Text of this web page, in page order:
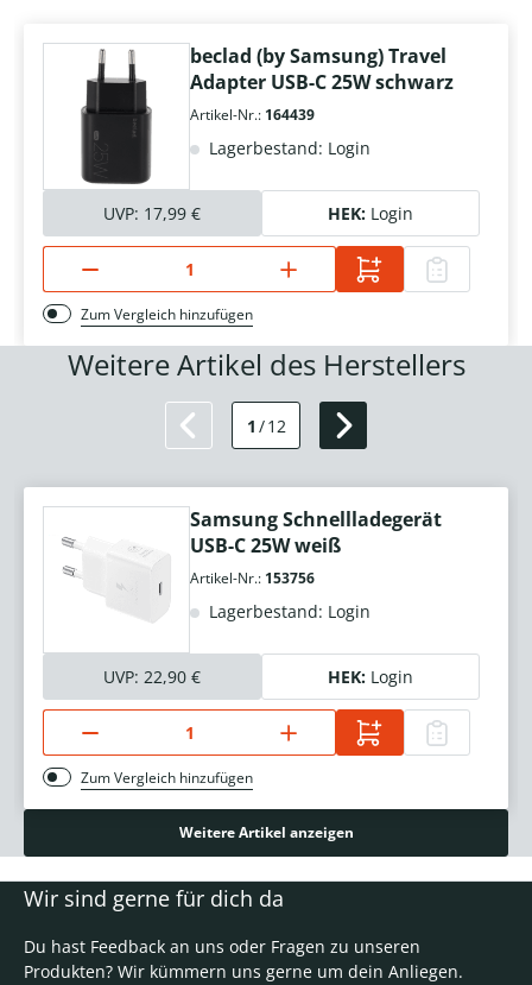
beclad (by Samsung) Travel
Adapter USB-C 25W schwarz
Artikel-Nr.: 164439
Lagerbestand: Login
UVP: 17,99 € HEK: Login
Zum Vergleich hinzufügen
Weitere Artikel des Herstellers
1 /12
Samsung Schnellladegerät
USB-C 25W weiß
Artikel-Nr.: 153756
Lagerbestand: Login
UVP: 22,90 € HEK: Login
Zum Vergleich hinzufügen
Weitere Artikel anzeigen
Wir sind gerne für dich da
Du hast Feedback an uns oder Fragen zu unseren
Produkten? Wir kümmern uns gerne um dein Anliegen.